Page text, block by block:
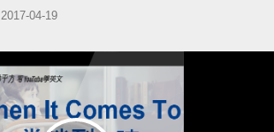
2017-04-19